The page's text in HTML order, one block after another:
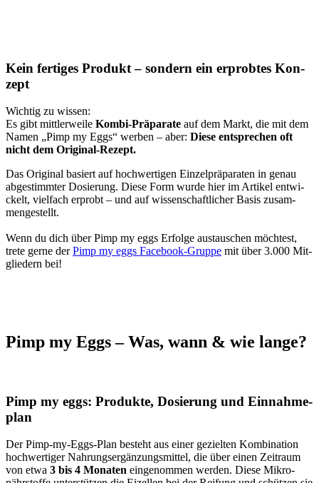
Kein fer­ti­ges Pro­dukt – son­dern ein erprob­tes Kon­
zept
Wich­tig zu wis­sen:
Es gibt mitt­ler­wei­le Kom­bi-Prä­pa­ra­te auf dem Markt, die mit dem
Namen „Pimp my Eggs“ wer­ben – aber: Die­se ent­spre­chen oft
nicht dem Ori­gi­nal-Rezept.
Das Ori­gi­nal basiert auf hoch­wer­ti­gen Ein­zel­prä­pa­ra­ten in genau
abge­stimm­ter Dosie­rung. Die­se Form wur­de hier im Arti­kel ent­wi­
ckelt, viel­fach erprobt – und auf wis­sen­schaft­li­cher Basis zusam­
men­ge­stellt.
Wenn du dich über Pimp my eggs Erfol­ge aus­tau­schen möch­test,
tre­te ger­ne derPimp my eggs Face­book-Grup­pe mit über 3.000 Mit­
glie­dern bei!
Pimp my Eggs – Was, wann & wie lan­ge?
Pimp my eggs: Pro­duk­te, Dosie­rung und Ein­nah­me­
plan
Der Pimp-my-Eggs-Plan besteht aus einer geziel­ten Kom­bi­na­ti­on
hoch­wer­ti­ger Nah­rungs­er­gän­zungs­mit­tel, die über einen Zeit­raum
von etwa 3 bis 4 Mona­ten ein­ge­nom­men wer­den. Die­se Mikro­